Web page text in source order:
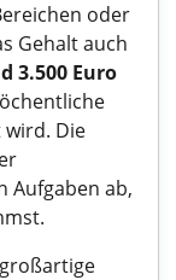
oder
Gehalt auch
3.500 Euro
Die
Aufgaben ab,